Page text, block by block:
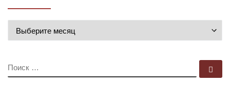
ПОИСК